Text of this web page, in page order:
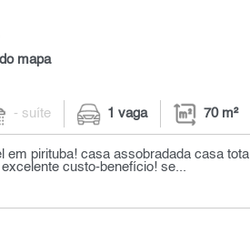
mapa
- suíte 1 vaga 70 m²
em pirituba! casa assobradada casa
custo-benefício! se...